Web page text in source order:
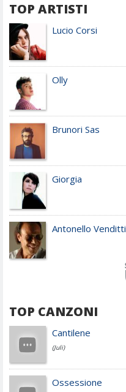
TOP ARTISTI
Lucio Corsi
Olly
Brunori Sas
Giorgia
Antonello Venditti
Achille Lauro
Cesare Cremonini
TOP CANZONI
Cantilene
(Juli)
Ossessione